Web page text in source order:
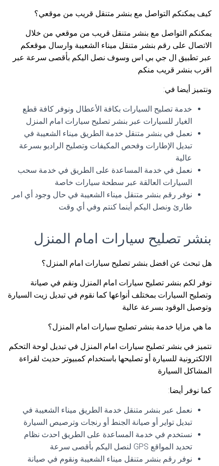
كيف يمكنكم التواصل مع بنشر متنقل قريب من موقعي؟
يمكنكم التواصل مع بنشر متنقل قريب من موقعي من خلال
الاتصال على رقم بنشر متنقل ميناء الشعيبة وارسال موقعكم
عبر تطبيق ال جي بي اس وسوف نصل اليكم بأقصى سرعة عبر
اقرب بنشر قريب منكم
ونتميز أيضا في:
خدمة تصليح السيارات بكافة الأعطال ونوفر كافة قطع
الغيار للسيارات عبر بنشر تصليح سيارات امام المنزل
نعمل في بنشر متنقل خدمة الطريق ميناء الشعيبة في
تبديل الإطارات وفحص المكيفات وتصليح الراديو بسرعة
عالية
نعمل في خدمة المساعدة على الطريق في خدمة سحب
السيارات العالقة عبر سطحة سيارات خاصة
نوفر رقم بنشر متنقل ميناء الشعيبة في حال وجود أي امر
طارئ ونصل اليكم أينما كنتم وفي أي وقت
بنشر تصليح سيارات امام المنزل
هل تبحث عن افضل بنشر تصليح سيارات امام المنزل؟
نوفر لكم بنشر تصليح سيارات امام المنزل ونقم في صيانة
وتصليح السيارات بمختلف أنواعها كما نقوم في تبديل زيت السيارة
وتوصيل الوقود بسرعة عالية
ما هي مزايا خدمة بنشر تصليح سيارات امام المنزل؟
نتميز في بنشر تصليح سيارات امام المنزل في تبديل لوحة التحكم
الالكترونية للسيارة أو تصليحها باستخدام كمبيوتر حديث لقراءة
المشاكل السيارة
كما نوفر أيضا:
نعمل عبر بنشر متنقل خدمة الطريق ميناء الشعيبة في
تبديل تواير أو صيانة الجنط أو رنجات وترصيص السيارة
نستخدم في خدمة المساعدة على الطريق احدث نظام
تحديد المواقع GPS لنصل اليكم بأقصى سرعة
نوفر رقم بنشر متنقل ميناء الشعيبة ونقوم في صيانة